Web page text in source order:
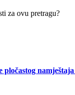
za ovu pretragu?
namještaja